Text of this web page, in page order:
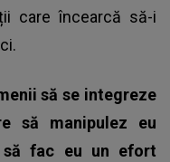
care încearcă să-i
să se integreze
să manipulez eu
fac eu un efort